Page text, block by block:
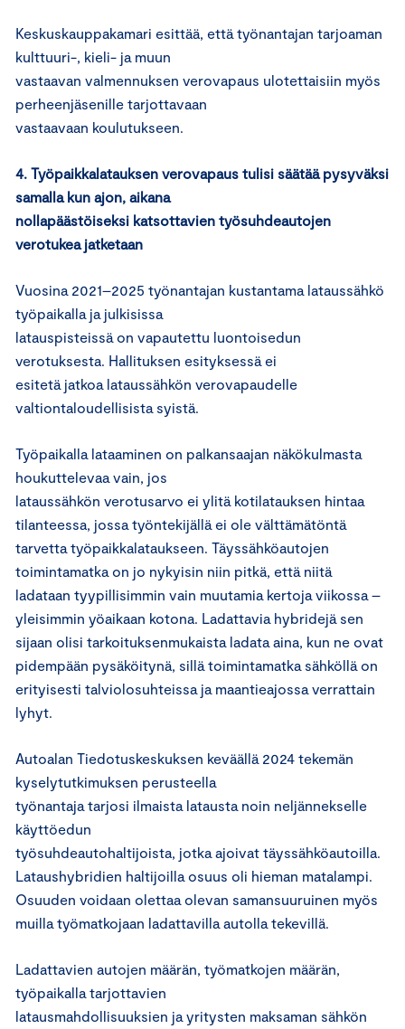
Keskuskauppakamari esittää, että työnantajan tarjoaman
kulttuuri-, kieli- ja muun
vastaavan valmennuksen verovapaus ulotettaisiin myös
perheenjäsenille tarjottavaan
vastaavaan koulutukseen.
4. Työpaikkalatauksen verovapaus tulisi säätää pysyväksi
samalla kun ajon, aikana
nollapäästöiseksi katsottavien työsuhdeautojen
verotukea jatketaan
Vuosina 2021–2025 työnantajan kustantama lataussähkö
työpaikalla ja julkisissa
latauspisteissä on vapautettu luontoisedun
verotuksesta. Hallituksen esityksessä ei
esitetä jatkoa lataussähkön verovapaudelle
valtiontaloudellisista syistä.
Työpaikalla lataaminen on palkansaajan näkökulmasta
houkuttelevaa vain, jos
lataussähkön verotusarvo ei ylitä kotilatauksen hintaa
tilanteessa, jossa työntekijällä ei ole välttämätöntä
tarvetta työpaikkalataukseen. Täyssähköautojen
toimintamatka on jo nykyisin niin pitkä, että niitä
ladataan tyypillisimmin vain muutamia kertoja viikossa –
yleisimmin yöaikaan kotona. Ladattavia hybridejä sen
sijaan olisi tarkoituksenmukaista ladata aina, kun ne ovat
pidempään pysäköitynä, sillä toimintamatka sähköllä on
erityisesti talviolosuhteissa ja maantieajossa verrattain
lyhyt.
Autoalan Tiedotuskeskuksen keväällä 2024 tekemän
kyselytutkimuksen perusteella
työnantaja tarjosi ilmaista latausta noin neljännekselle
käyttöedun
työsuhdeautohaltijoista, jotka ajoivat täyssähköautoilla.
Lataushybridien haltijoilla osuus oli hieman matalampi.
Osuuden voidaan olettaa olevan samansuuruinen myös
muilla työmatkojaan ladattavilla autolla tekevillä.
Ladattavien autojen määrän, työmatkojen määrän,
työpaikalla tarjottavien
latausmahdollisuuksien ja yritysten maksaman sähkön